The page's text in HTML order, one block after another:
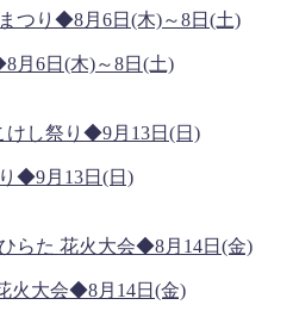
月6日(木)～8日(土)
◆9月13日(日)
火大会◆8月14日(金)